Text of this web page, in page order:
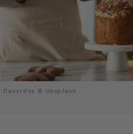
Πανετόνε © Unsplash